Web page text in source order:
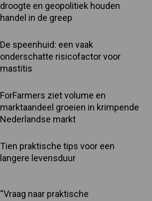
droogte en geopolitiek houden
handel in de greep
De speenhuid: een vaak
onderschatte risicofactor voor
mastitis
ForFarmers ziet volume en
marktaandeel groeien in krimpende
Nederlandse markt
Tien praktische tips voor een
langere levensduur
“Vraag naar praktische